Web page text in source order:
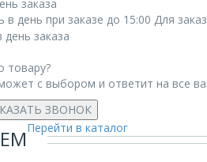
заказа
в день при заказе до 15:00 Для
товару?
с выбором и ответит на все
ЗВОНОК
Перейти в каталог